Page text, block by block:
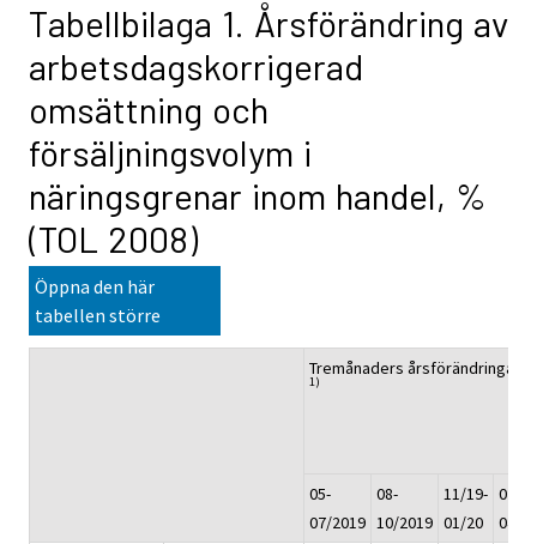
Tabellbilaga 1. Årsförändring av
arbetsdagskorrigerad
omsättning och
försäljningsvolym i
näringsgrenar inom handel, %
(TOL 2008)
Öppna den här
tabellen större
Tremånaders årsförändringar,
1)
05-
07/2019
08-
10/2019
11/19-
01/20
02-
04/